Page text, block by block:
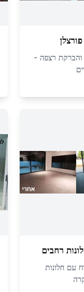
רצפה -
רחבים
עם חלונות